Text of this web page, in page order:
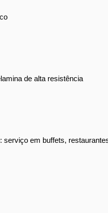
de alta resistência
serviço em buffets,